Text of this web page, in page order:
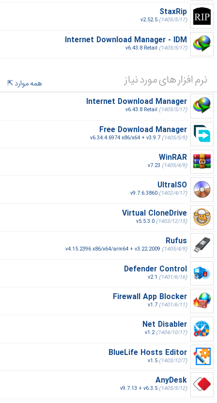
StaxRip
v2.52.5 (1405/5/17)
Internet Download Manager - IDM
v6.43.8 Retail (1405/5/17)
نرم افزار های مورد نیاز
همه موارد
Internet Download Manager
v6.43.8 Retail (1405/5/17)
Free Download Manager
v6.34.4.6974 x86/x64 + v3.9.7 (1405/5/9)
WinRAR
v7.23 (1405/4/9)
UltraISO
v9.7.6.3860 (1402/4/17)
Virtual CloneDrive
v5.5.3.0 (1403/12/15)
Rufus
v4.15.2396 x86/x64/arm64 + v3.22.2009 (1405/4/9)
Defender Control
v2.1 (1401/6/16)
Firewall App Blocker
v1.7 (1401/6/11)
Net Disabler
v1.2(1404/10/17)
BlueLife Hosts Editor
v1.5 (1403/12/7)
AnyDesk
v9.7.13 + v6.3.5 (1405/5/12)